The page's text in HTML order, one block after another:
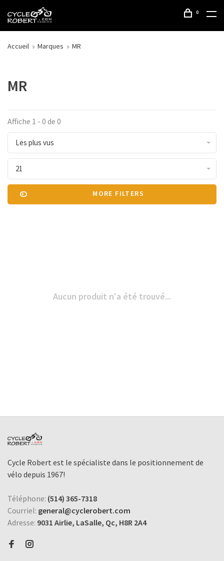
0
Accueil Marques MR
MR
Affiche 1 - 0 de 0
Les plus vus
21
MORE FILTERS
Aucun produit n'a été trouvé...
Cycle Robert est le spécialiste dans le positionnement de
vélo depuis 1967!
Téléphone: (514) 365-7318
Courriel: general@cyclerobert.com
Adresse: 9031 Airlie, LaSalle, Qc, H8R 2A4